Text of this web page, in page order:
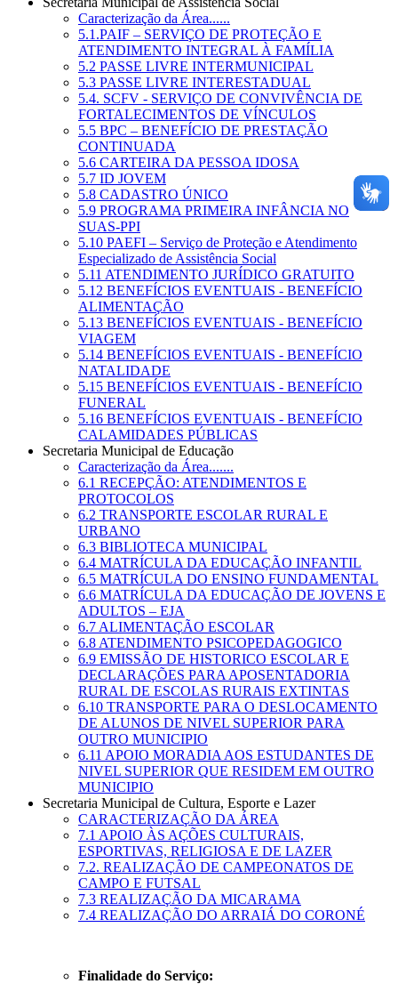
Caracterização da Área......
5.1.PAIF – SERVIÇO DE PROTEÇÃO E
ATENDIMENTO INTEGRAL À FAMÍLIA
5.2 PASSE LIVRE INTERMUNICIPAL
5.3 PASSE LIVRE INTERESTADUAL
5.4. SCFV - SERVIÇO DE CONVIVÊNCIA DE
FORTALECIMENTOS DE VÍNCULOS
5.5 BPC – BENEFÍCIO DE PRESTAÇÃO
CONTINUADA
5.6 CARTEIRA DA PESSOA IDOSA
5.7 ID JOVEM
5.8 CADASTRO ÚNICO
5.9 PROGRAMA PRIMEIRA INFÂNCIA NO
SUAS-PPI
5.10 PAEFI – Serviço de Proteção e Atendimento
Especializado de Assistência Social
5.11 ATENDIMENTO JURÍDICO GRATUITO
5.12 BENEFÍCIOS EVENTUAIS - BENEFÍCIO
ALIMENTAÇÃO
5.13 BENEFÍCIOS EVENTUAIS - BENEFÍCIO
VIAGEM
5.14 BENEFÍCIOS EVENTUAIS - BENEFÍCIO
NATALIDADE
5.15 BENEFÍCIOS EVENTUAIS - BENEFÍCIO
FUNERAL
5.16 BENEFÍCIOS EVENTUAIS - BENEFÍCIO
CALAMIDADES PÚBLICAS
Secretaria Municipal de Educação
Caracterização da Área.......
6.1 RECEPÇÃO: ATENDIMENTOS E
PROTOCOLOS
6.2 TRANSPORTE ESCOLAR RURAL E
URBANO
6.3 BIBLIOTECA MUNICIPAL
6.4 MATRÍCULA DA EDUCAÇÃO INFANTIL
6.5 MATRÍCULA DO ENSINO FUNDAMENTAL
6.6 MATRÍCULA DA EDUCAÇÃO DE JOVENS E
ADULTOS – EJA
6.7 ALIMENTAÇÃO ESCOLAR
6.8 ATENDIMENTO PSICOPEDAGOGICO
6.9 EMISSÃO DE HISTORICO ESCOLAR E
DECLARAÇÕES PARA APOSENTADORIA
RURAL DE ESCOLAS RURAIS EXTINTAS
6.10 TRANSPORTE PARA O DESLOCAMENTO
DE ALUNOS DE NIVEL SUPERIOR PARA
OUTRO MUNICIPIO
6.11 APOIO MORADIA AOS ESTUDANTES DE
NIVEL SUPERIOR QUE RESIDEM EM OUTRO
MUNICIPIO
Secretaria Municipal de Cultura, Esporte e Lazer
CARACTERIZAÇÃO DA ÁREA
7.1 APOIO ÀS AÇÕES CULTURAIS,
ESPORTIVAS, RELIGIOSA E DE LAZER
7.2. REALIZAÇÃO DE CAMPEONATOS DE
CAMPO E FUTSAL
7.3 REALIZAÇÃO DA MICARAMA
7.4 REALIZAÇÃO DO ARRAIÁ DO CORONÉ
Finalidade do Serviço: